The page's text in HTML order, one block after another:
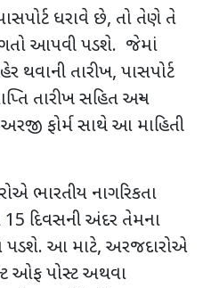
ધરાવે છે, તો તેણે તે
આપવી પડશે. જેમાં
થવાની તારીખ, પાસપોર્ટ
તારીખ સહિત અન્ય
ફોર્મ સાથે આ માહિતી
ભારતીય નાગરિકતા
15 દિવસની અંદર તેમના
પડશે. આ માટે, અરજદારોએ
ઓફ પોસ્ટ અથવા